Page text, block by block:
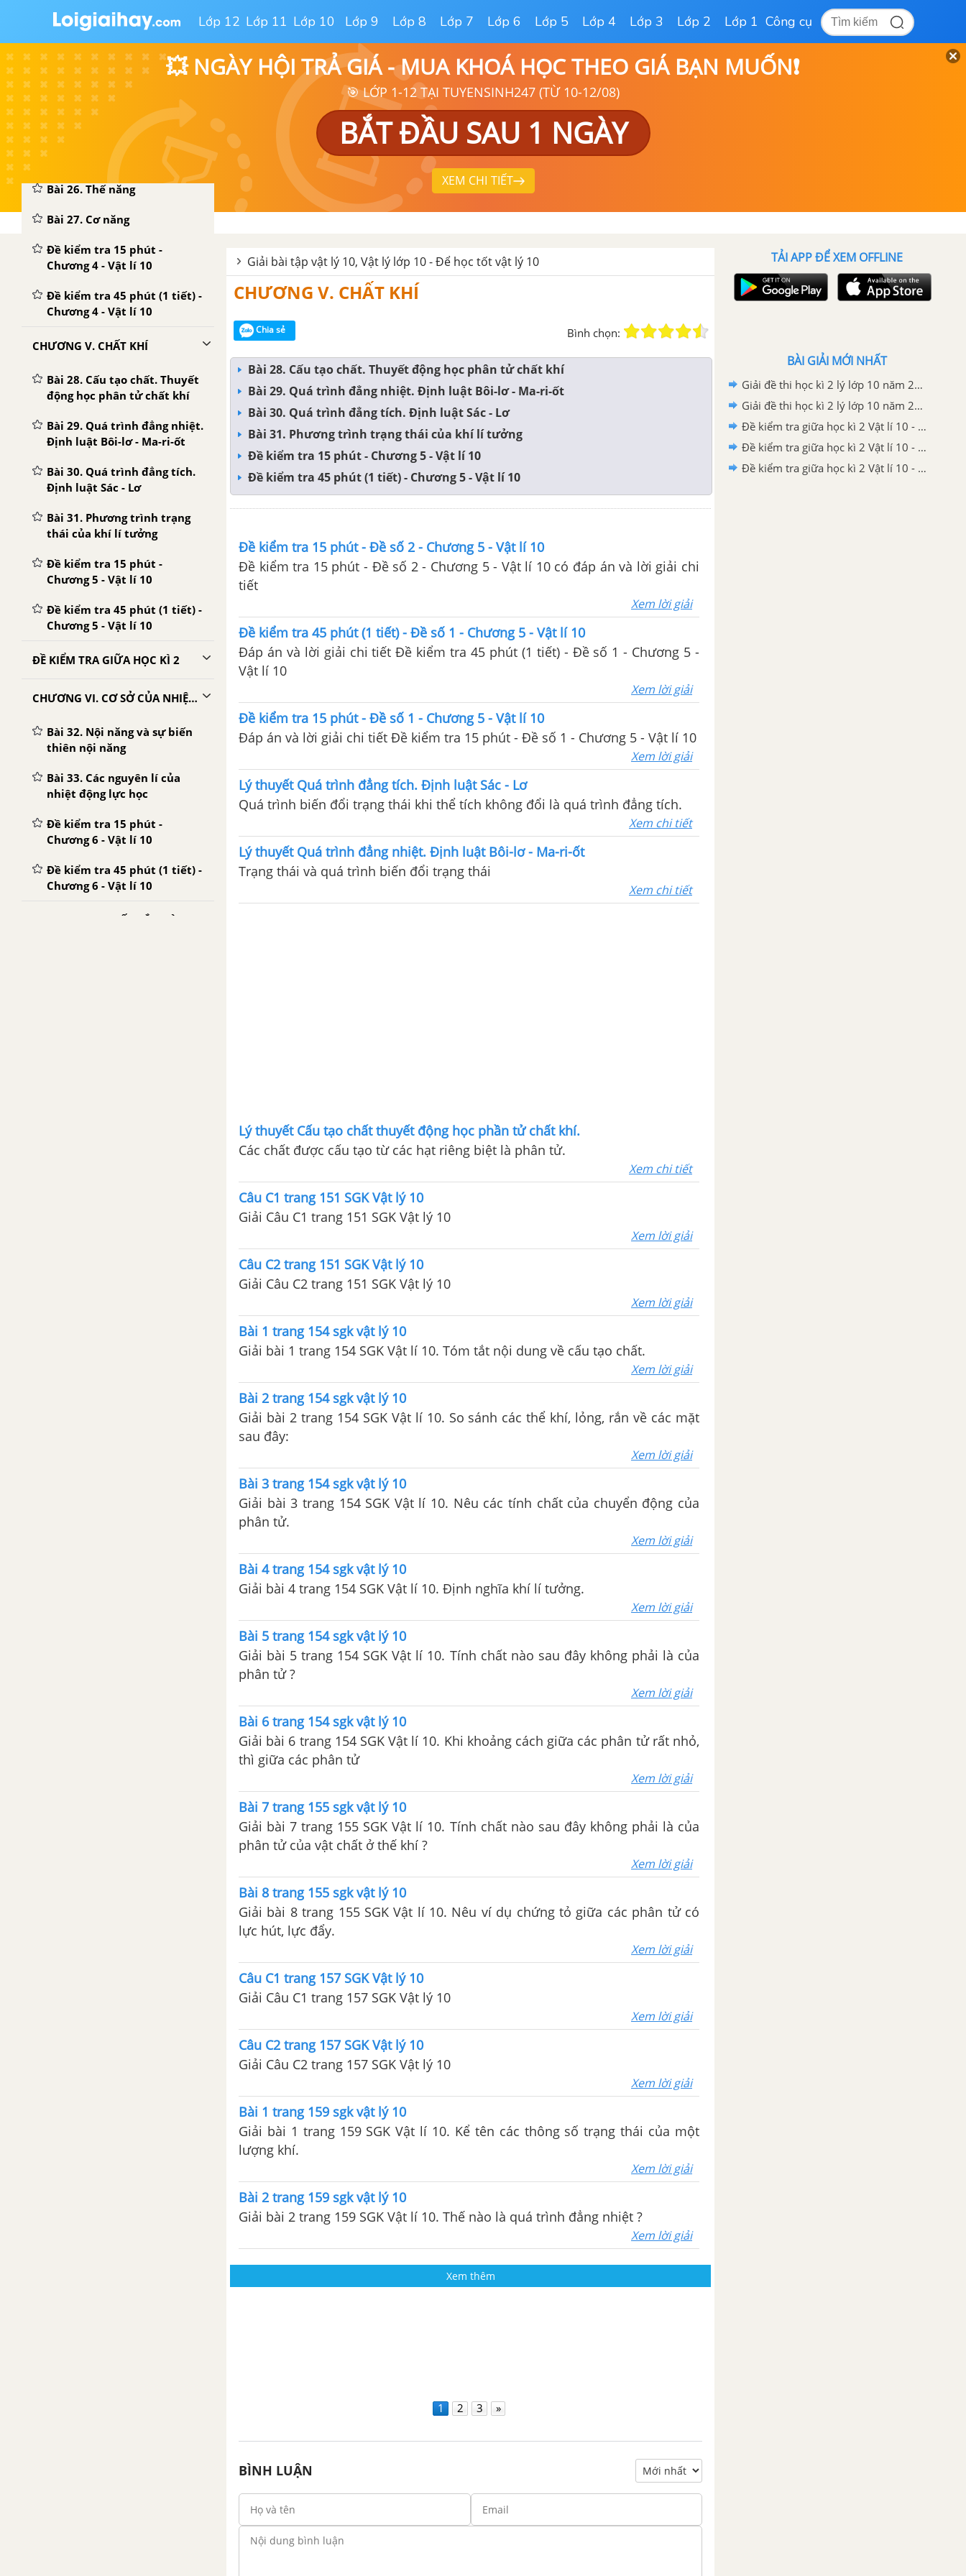
Lớp 12 Lớp 11 Lớp 10 Lớp 9 Lớp 8 Lớp 7 Lớp 6 Lớp 5 Lớp 4 Lớp 3 Lớp 2 Lớp 1 Công cụ
💥 NGÀY HỘI TRẢ GIÁ - MUA KHOÁ HỌC THEO GIÁ BẠN MUỐN❗
🎯 LỚP 1-12 TẠI TUYENSINH247 (TỪ 10-12/08)
BẮT ĐẦU SAU 1 NGÀY
XEM CHI TIẾT
trường có lời giải – Mới nhất
Bài 23. Động lượng - Định
luật bảo toàn động lượng
Bài 24. Công và công suất
Bài 25. Động năng
Bài 26. Thế năng
Bài 27. Cơ năng
Đề kiểm tra 15 phút -
Chương 4 - Vật lí 10
Đề kiểm tra 45 phút (1 tiết) -
Chương 4 - Vật lí 10
CHƯƠNG V. CHẤT KHÍ
Bài 28. Cấu tạo chất. Thuyết
động học phân tử chất khí
Bài 29. Quá trình đẳng nhiệt.
Định luật Bôi-lơ - Ma-ri-ốt
Bài 30. Quá trình đẳng tích.
Định luật Sác - Lơ
Bài 31. Phương trình trạng
thái của khí lí tưởng
Đề kiểm tra 15 phút -
Chương 5 - Vật lí 10
Đề kiểm tra 45 phút (1 tiết) -
Chương 5 - Vật lí 10
ĐỀ KIỂM TRA GIỮA HỌC KÌ 2
CHƯƠNG VI. CƠ SỞ CỦA NHIỆT ĐỘNG LỰC HỌC
Bài 32. Nội năng và sự biến
thiên nội năng
Bài 33. Các nguyên lí của
nhiệt động lực học
Đề kiểm tra 15 phút -
Chương 6 - Vật lí 10
Đề kiểm tra 45 phút (1 tiết) -
Chương 6 - Vật lí 10
Giải bài tập vật lý 10, Vật lý lớp 10 - Để học tốt vật lý 10
CHƯƠNG V. CHẤT KHÍ
Chia sẻ Bình chọn:
Bài 28. Cấu tạo chất. Thuyết động học phân tử chất khí
Bài 29. Quá trình đẳng nhiệt. Định luật Bôi-lơ - Ma-ri-ốt
Bài 30. Quá trình đẳng tích. Định luật Sác - Lơ
Bài 31. Phương trình trạng thái của khí lí tưởng
Đề kiểm tra 15 phút - Chương 5 - Vật lí 10
Đề kiểm tra 45 phút (1 tiết) - Chương 5 - Vật lí 10
Đề kiểm tra 15 phút - Đề số 2 - Chương 5 - Vật lí 10
Đề kiểm tra 15 phút - Đề số 2 - Chương 5 - Vật lí 10 có đáp án và lời giải chi
tiết
Xem lời giải
Đề kiểm tra 45 phút (1 tiết) - Đề số 1 - Chương 5 - Vật lí 10
Đáp án và lời giải chi tiết Đề kiểm tra 45 phút (1 tiết) - Đề số 1 - Chương 5 -
Vật lí 10
Xem lời giải
Đề kiểm tra 15 phút - Đề số 1 - Chương 5 - Vật lí 10
Đáp án và lời giải chi tiết Đề kiểm tra 15 phút - Đề số 1 - Chương 5 - Vật lí 10
Xem lời giải
Lý thuyết Quá trình đẳng tích. Định luật Sác - Lơ
Quá trình biến đổi trạng thái khi thể tích không đổi là quá trình đẳng tích.
Xem chi tiết
Lý thuyết Quá trình đẳng nhiệt. Định luật Bôi-lơ - Ma-ri-ốt
Trạng thái và quá trình biến đổi trạng thái
Xem chi tiết
Lý thuyết Cấu tạo chất thuyết động học phần tử chất khí.
Các chất được cấu tạo từ các hạt riêng biệt là phân tử.
Xem chi tiết
Câu C1 trang 151 SGK Vật lý 10
Giải Câu C1 trang 151 SGK Vật lý 10
Xem lời giải
Câu C2 trang 151 SGK Vật lý 10
Giải Câu C2 trang 151 SGK Vật lý 10
Xem lời giải
Bài 1 trang 154 sgk vật lý 10
Giải bài 1 trang 154 SGK Vật lí 10. Tóm tắt nội dung về cấu tạo chất.
Xem lời giải
Bài 2 trang 154 sgk vật lý 10
Giải bài 2 trang 154 SGK Vật lí 10. So sánh các thể khí, lỏng, rắn về các mặt
sau đây:
Xem lời giải
Bài 3 trang 154 sgk vật lý 10
Giải bài 3 trang 154 SGK Vật lí 10. Nêu các tính chất của chuyển động của
phân tử.
Xem lời giải
Bài 4 trang 154 sgk vật lý 10
Giải bài 4 trang 154 SGK Vật lí 10. Định nghĩa khí lí tưởng.
Xem lời giải
Bài 5 trang 154 sgk vật lý 10
Giải bài 5 trang 154 SGK Vật lí 10. Tính chất nào sau đây không phải là của
phân tử ?
Xem lời giải
Bài 6 trang 154 sgk vật lý 10
Giải bài 6 trang 154 SGK Vật lí 10. Khi khoảng cách giữa các phân tử rất nhỏ,
thì giữa các phân tử
Xem lời giải
Bài 7 trang 155 sgk vật lý 10
Giải bài 7 trang 155 SGK Vật lí 10. Tính chất nào sau đây không phải là của
phân tử của vật chất ở thế khí ?
Xem lời giải
Bài 8 trang 155 sgk vật lý 10
Giải bài 8 trang 155 SGK Vật lí 10. Nêu ví dụ chứng tỏ giữa các phân tử có
lực hút, lực đẩy.
Xem lời giải
Câu C1 trang 157 SGK Vật lý 10
Giải Câu C1 trang 157 SGK Vật lý 10
Xem lời giải
Câu C2 trang 157 SGK Vật lý 10
Giải Câu C2 trang 157 SGK Vật lý 10
Xem lời giải
Bài 1 trang 159 sgk vật lý 10
Giải bài 1 trang 159 SGK Vật lí 10. Kể tên các thông số trạng thái của một
lượng khí.
Xem lời giải
Bài 2 trang 159 sgk vật lý 10
Giải bài 2 trang 159 SGK Vật lí 10. Thế nào là quá trình đẳng nhiệt ?
Xem lời giải
Xem thêm
1 2 3 »
BÌNH LUẬN
TẢI APP ĐỂ XEM OFFLINE
BÀI GIẢI MỚI NHẤT
Giải đề thi học kì 2 lý lớp 10 năm 2020 - 2021 trường THPT Đoàn Thượng
Giải đề thi học kì 2 lý lớp 10 năm 2020 - 2021 trường THCS &THPT Tạ Quang Bửu
Đề kiểm tra giữa học kì 2 Vật lí 10 - Đề số 03 có lời giải chi tiết
Đề kiểm tra giữa học kì 2 Vật lí 10 - Đề số 02 có lời giải chi tiết
Đề kiểm tra giữa học kì 2 Vật lí 10 - Đề số 01 có lời giải chi tiết